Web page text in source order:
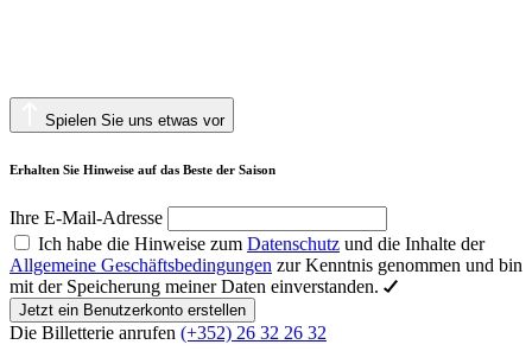
Spielen Sie uns etwas vor
Erhalten Sie Hinweise auf das Beste der Saison
Ihre E-Mail-Adresse
Ich habe die Hinweise zum Datenschutz und die Inhalte der
Allgemeine Geschäftsbedingungen zur Kenntnis genommen und bin
mit der Speicherung meiner Daten einverstanden.
Jetzt ein Benutzerkonto erstellen
Die Billetterie anrufen (+352) 26 32 26 32